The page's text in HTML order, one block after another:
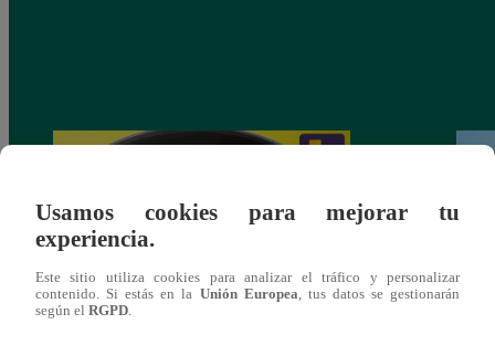
Usamos cookies para mejorar tu
experiencia.
Este sitio utiliza cookies para analizar el tráfico y personalizar
contenido. Si estás en la Unión Europea, tus datos se gestionarán
según el RGPD.